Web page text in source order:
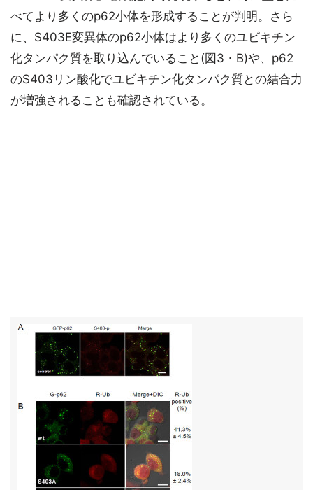
べてより多くのp62小体を形成することが判明。さら
に、S403E変異体のp62小体はより多くのユビキチン
化タンパク質を取り込んでいること(図3・B)や、p62
のS403リン酸化でユビキチン化タンパク質との結合力
が増強されることも確認されている。